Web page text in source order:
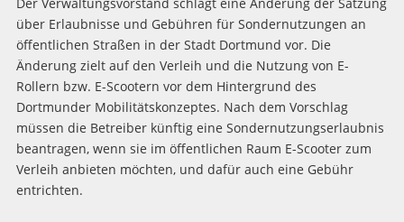
über Erlaubnisse und Gebühren für Sondernutzungen an
öffentlichen Straßen in der Stadt Dortmund vor. Die
Änderung zielt auf den Verleih und die Nutzung von E-
Rollern bzw. E-Scootern vor dem Hintergrund des
Dortmunder Mobilitätskonzeptes. Nach dem Vorschlag
müssen die Betreiber künftig eine Sondernutzungserlaubnis
beantragen, wenn sie im öffentlichen Raum E-Scooter zum
Verleih anbieten möchten, und dafür auch eine Gebühr
entrichten.